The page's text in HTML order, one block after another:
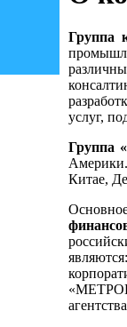
Группа
услуг,
Группа
Китае,